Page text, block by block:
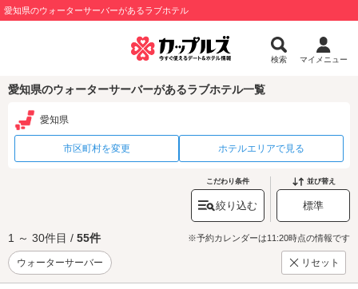
愛知県のウォーターサーバーがあるラブホテル
検索 マイメニュー
愛知県のウォーターサーバーがあるラブホテル一覧
愛知県
市区町村を変更 ホテルエリアで見る
こだわり条件
絞り込む
並び替え
標準
1 ～ 30件目 / 55件 ※予約カレンダーは11:20時点の情報です
ウォーターサーバー リセット